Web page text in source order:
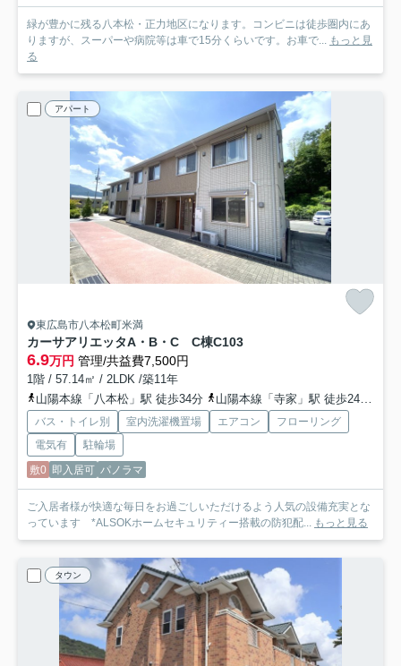
緑が豊かに残る八本松・正力地区になります。コンビニは徒歩圏内にあ
りますが、スーパーや病院等は車で15分くらいです。お車で...
もっと見
る
アパート
東広島市八本松町米満
カーサアリエッタA・B・C C棟C103
6.9万円 管理/共益費7,500円
1階 / 57.14㎡ / 2LDK /築11年
山陽本線「八本松」駅 徒歩34分
山陽本線「寺家」駅 徒歩24分
バス・トイレ別 室内洗濯機置場 エアコン
フローリング
電気有
駐輪場
敷0 即入居可 パノラマ
ご入居者様が快適な毎日をお過ごしいただけるよう人気の設備充実とな
っています *ALSOKホームセキュリティー搭載の防犯配...
もっと見る
タウン